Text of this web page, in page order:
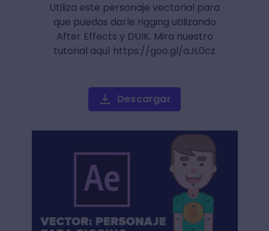
Utiliza este personaje vectorial para
que puedas darle rigging utilizando
After Effects y DUIK. Mira nuestro
tutorial aquí https://goo.gl/aJL0cz
Descargar